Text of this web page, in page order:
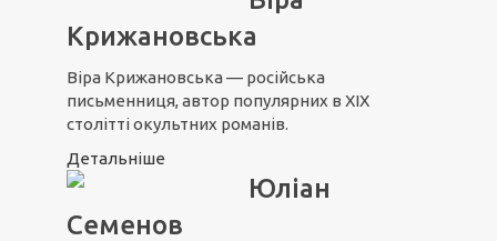
Крижановська
Віра Крижановська — російська
письменниця, автор популярних в XIX
столітті окультних романів.
Детальніше
Юліан
Семенов